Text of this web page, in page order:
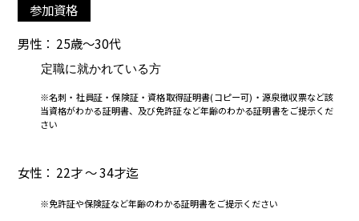
参加資格
男性： 25歳～30代
定職に就かれている方
※名刺・社員証・保険証・資格取得証明書(コピー可)・源泉徴収票など該
当資格がわかる証明書、及び免許証など年齢のわかる証明書をご提示くだ
さい
女性： 22才 ～ 34才迄
※免許証や保険証など年齢のわかる証明書をご提示ください